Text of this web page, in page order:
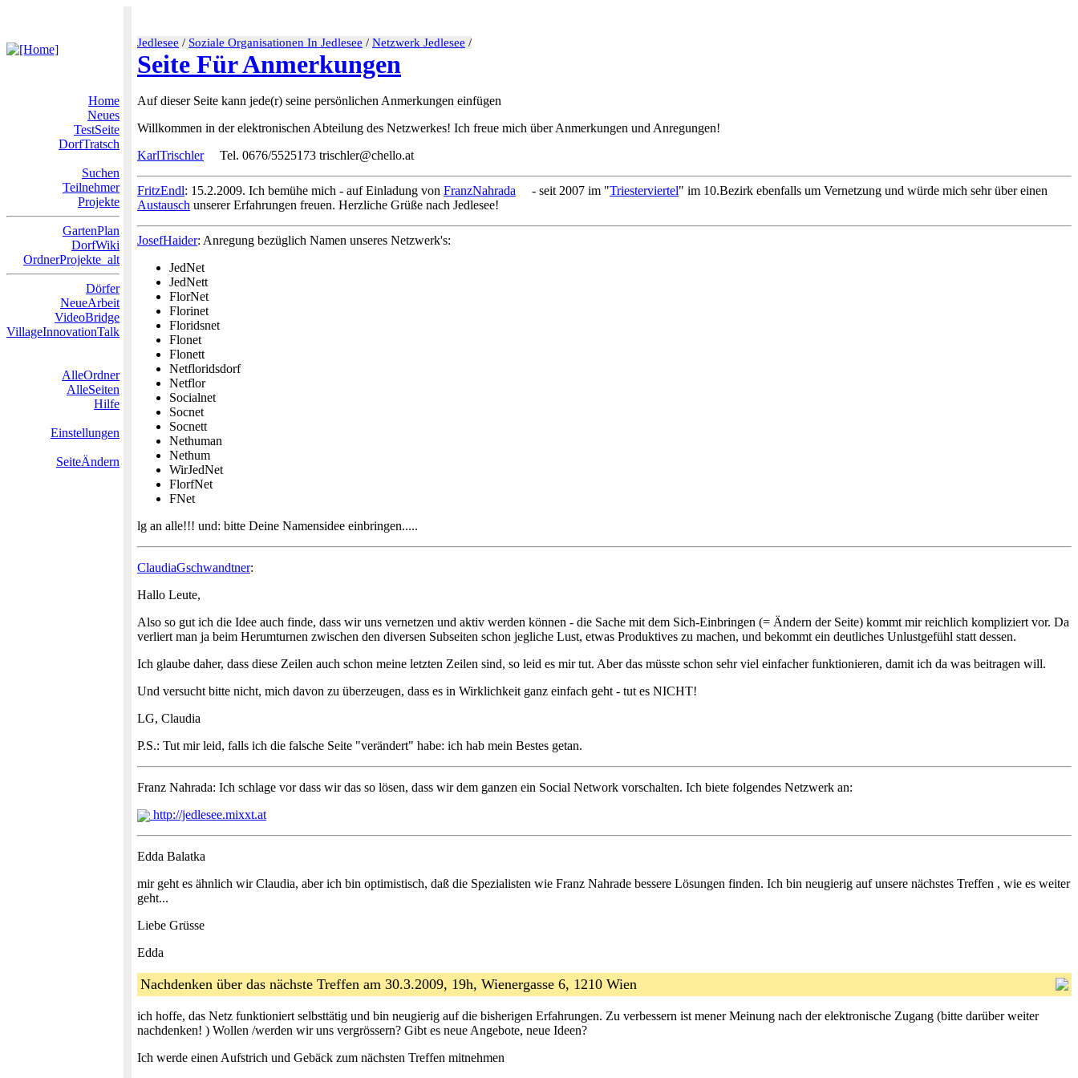
Jedlesee / Soziale Organisationen In Jedlesee / Netzwerk Jedlesee /
Seite Für Anmerkungen
Home
Neues
TestSeite
DorfTratsch
Suchen
Teilnehmer
Projekte
GartenPlan
DorfWiki
OrdnerProjekte_alt
Dörfer
NeueArbeit
VideoBridge
VillageInnovationTalk
AlleOrdner
AlleSeiten
Hilfe
Einstellungen
SeiteÄndern
Auf dieser Seite kann jede(r) seine persönlichen Anmerkungen einfügen
Willkommen in der elektronischen Abteilung des Netzwerkes! Ich freue mich über Anmerkungen und Anregungen!
KarlTrischler
Tel. 0676/5525173 trischler@chello.at
FritzEndl: 15.2.2009. Ich bemühe mich - auf Einladung von FranzNahrada - seit 2007 im "Triesterviertel" im 10.Bezirk ebenfalls um Vernetzung und würde mich sehr über einen
Austausch unserer Erfahrungen freuen. Herzliche Grüße nach Jedlesee!
JosefHaider: Anregung bezüglich Namen unseres Netzwerk's:
JedNet
JedNett
FlorNet
Florinet
Floridsnet
Flonet
Flonett
Netfloridsdorf
Netflor
Socialnet
Socnet
Socnett
Nethuman
Nethum
WirJedNet
FlorfNet
FNet
lg an alle!!! und: bitte Deine Namensidee einbringen.....
ClaudiaGschwandtner:
Hallo Leute,
Also so gut ich die Idee auch finde, dass wir uns vernetzen und aktiv werden können - die Sache mit dem Sich-Einbringen (= Ändern der Seite) kommt mir reichlich kompliziert vor. Da
verliert man ja beim Herumturnen zwischen den diversen Subseiten schon jegliche Lust, etwas Produktives zu machen, und bekommt ein deutliches Unlustgefühl statt dessen.
Ich glaube daher, dass diese Zeilen auch schon meine letzten Zeilen sind, so leid es mir tut. Aber das müsste schon sehr viel einfacher funktionieren, damit ich da was beitragen will.
Und versucht bitte nicht, mich davon zu überzeugen, dass es in Wirklichkeit ganz einfach geht - tut es NICHT!
LG, Claudia
P.S.: Tut mir leid, falls ich die falsche Seite "verändert" habe: ich hab mein Bestes getan.
Franz Nahrada: Ich schlage vor dass wir das so lösen, dass wir dem ganzen ein Social Network vorschalten. Ich biete folgendes Netzwerk an:
http://jedlesee.mixxt.at
Edda Balatka
mir geht es ähnlich wir Claudia, aber ich bin optimistisch, daß die Spezialisten wie Franz Nahrade bessere Lösungen finden. Ich bin neugierig auf unsere nächstes Treffen , wie es weiter
geht...
Liebe Grüsse
Edda
Nachdenken über das nächste Treffen am 30.3.2009, 19h, Wienergasse 6, 1210 Wien
ich hoffe, das Netz funktioniert selbsttätig und bin neugierig auf die bisherigen Erfahrungen. Zu verbessern ist mener Meinung nach der elektronische Zugang (bitte darüber weiter
nachdenken! ) Wollen /werden wir uns vergrössern? Gibt es neue Angebote, neue Ideen?
Ich werde einen Aufstrich und Gebäck zum nächsten Treffen mitnehmen